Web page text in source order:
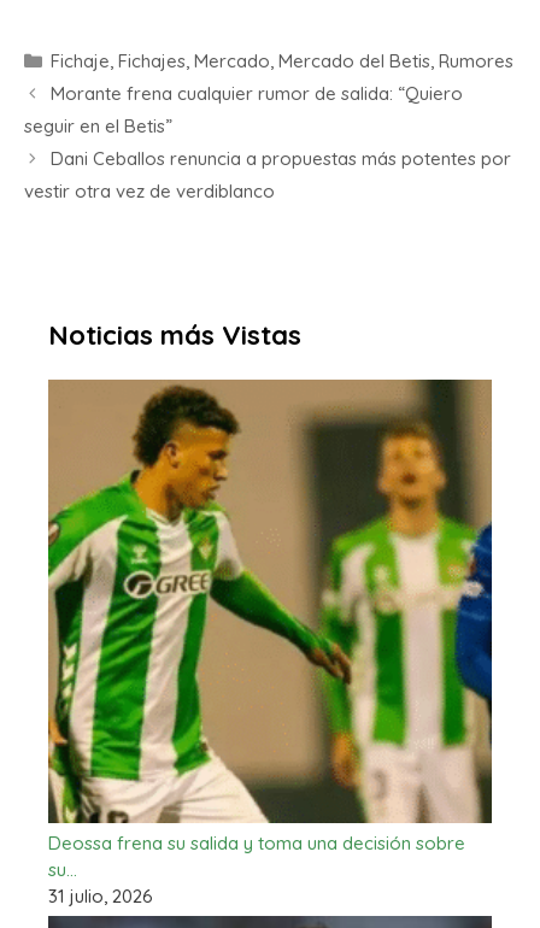
Fichaje Fichajes Mercado Mercado del Betis Rumores
Morante frena cualquier rumor de salida: “Quiero
seguir en el Betis”
Dani Ceballos renuncia a propuestas más potentes por
vestir otra vez de verdiblanco
Noticias más Vistas
Deossa frena su salida y toma una decisión sobre
su…
31 julio, 2026